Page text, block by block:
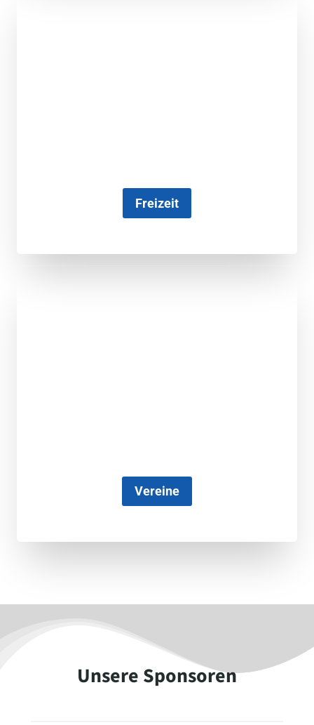
Freizeit
Vereine
Unsere Sponsoren